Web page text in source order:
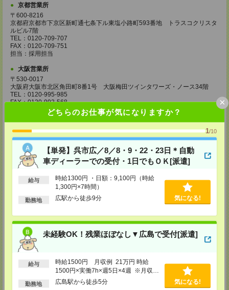
どちらのお仕事が気になりますか？
1/10
【単発】呉市広／8／8・9・22・23日＊自動
車ディーラーでの受付・1日でもＯＫ[派遣]
給与
時給1300円 ・日額：9,100円（時給
1,300円×7時間）
勤務地 広駅から徒歩9分 気になる!
未経験OK！残業ほぼなし▼広島で受付[派遣]
給与
時給1500円 月収例 21万円 時給
1500円×実働7h×週5日×4週 ※月収例
を保証するものではありません。※給
勤務地 広島駅から徒歩5分 気になる!
×
京都営業所
〒600-8216
京都府京都市下京区新町通七条下ル東塩小路町593番地 トラスコクリスタ
ルビル7階
TEL：0120-709-707
FAX：0120-709-751
担当：採用担当
大阪営業所
〒530-0017
大阪府大阪市北区角田町8番1号 大阪梅田ツインタワーズ・ノース34階
TEL：0120-995-985
FAX：0120-992-568
担当：採用担当
〒650-0044
兵庫県神戸市中央区東川崎町1丁目3番3号 神戸ハーバーランドセンタービ
ル18階
TEL：0120-995-984
FAX：0120-709-785
〒730-0031
広島県広島市中区紙屋町2丁目1番地22号 広島興銀ビル11階
TEL：0120-709-707
FAX：0120-934-504
担当：採用担当
松山営業所
愛媛県松山市三番町7丁目1番地21号 ジブラルタ生命松山ビル8階
TEL：0120-709-707
FAX：0120-709-890
担当：採用担当